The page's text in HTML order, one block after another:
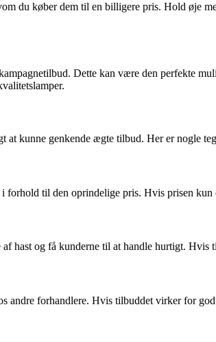
du køber dem til en billigere pris. Hold øje
Dette kan være den perfekte
at kunne genkende ægte tilbud. Her er nogle
til den oprindelige pris. Hvis prisen
hast og få kunderne til at handle hurtigt.
andre forhandlere. Hvis tilbuddet virker for